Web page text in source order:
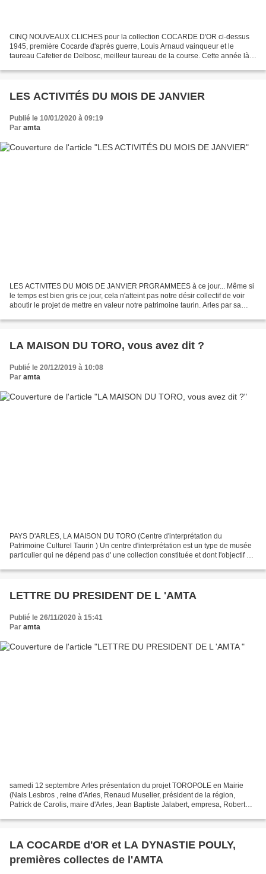
CINQ NOUVEAUX CLICHES pour la collection COCARDE D'OR ci-dessus
1945, première Cocarde d'après guerre, Louis Arnaud vainqueur et le
taureau Cafetier de Delbosc, meilleur taureau de la course. Cette année là
LES ACTIVITÉS DU MOIS DE JANVIER
Publié le 10/01/2020 à 09:19
Par amta
LES ACTIVITES DU MOIS DE JANVIER PRGRAMMEES à ce jour... Même si
le temps est bien gris ce jour, cela n'atteint pas notre désir collectif de voir
aboutir le projet de mettre en valeur notre patrimoine taurin. Arles par sa
LA MAISON DU TORO, vous avez dit ?
Publié le 20/12/2019 à 10:08
Par amta
PAYS D'ARLES, LA MAISON DU TORO (Centre d'interprétation du
Patrimoine Culturel Taurin ) Un centre d'interprétation est un type de musée
particulier qui ne dépend pas d' une collection constituée et dont l'objectif est
LETTRE DU PRESIDENT DE L 'AMTA
Publié le 26/11/2020 à 15:41
Par amta
samedi 12 septembre Arles présentation du projet TOROPOLE en Mairie
(Nais Lesbros , reine d'Arles, Renaud Muselier, président de la région,
Patrick de Carolis, maire d'Arles, Jean Baptiste Jalabert, empresa, Robert
LA COCARDE d'OR et LA DYNASTIE POULY,
premières collectes de l'AMTA